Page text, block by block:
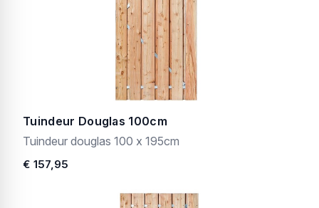
Tuindeur Douglas 100cm
Tuindeur douglas 100 x 195cm
€ 157,95